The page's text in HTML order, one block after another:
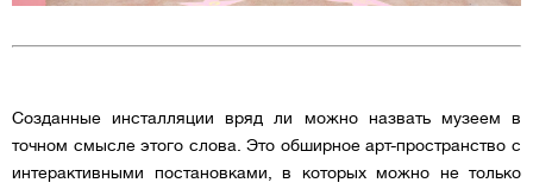
Созданные инсталляции вряд ли можно назвать музеем в
точном смысле этого слова. Это обширное арт-пространство с
интерактивными постановками, в которых можно не только